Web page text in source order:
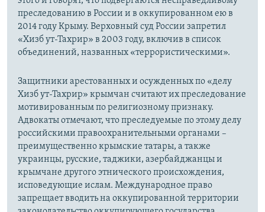
преследованию в России и в оккупированном ею в
2014 году Крыму. Верховный суд России запретил
«Хизб ут-Тахрир» в 2003 году, включив в список
объединений, названных «террористическими».
Защитники арестованных и осужденных по «делу
Хизб ут-Тахрир» крымчан считают их преследование
мотивированным по религиозному признаку.
Адвокаты отмечают, что преследуемые по этому делу
российскими правоохранительными органами –
преимущественно крымские татары, а также
украинцы, русские, таджики, азербайджанцы и
крымчане другого этнического происхождения,
исповедующие ислам. Международное право
запрещает вводить на оккупированной территории